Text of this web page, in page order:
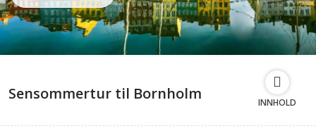
Sensommertur til Bornholm INNHOLD